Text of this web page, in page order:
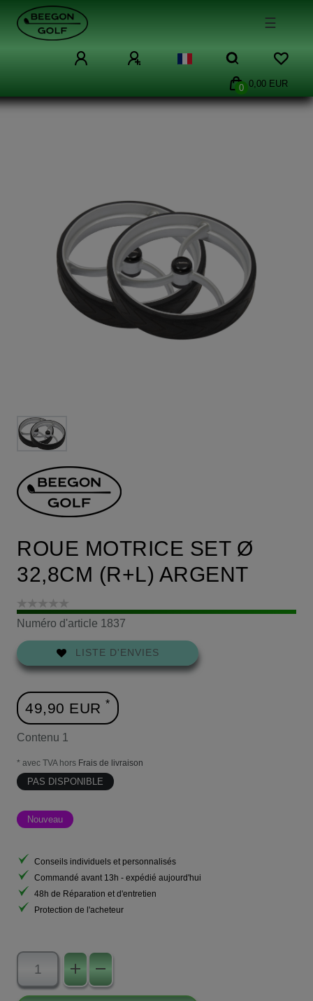
☰
0 0,00 EUR
ROUE MOTRICE SET Ø
32,8CM (R+L) ARGENT
Numéro d'article 1837
LISTE D'ENVIES
49,90 EUR *
Contenu 1
* avec TVA hors Frais de livraison
PAS DISPONIBLE
Nouveau
Conseils individuels et personnalisés
Commandé avant 13h - expédié aujourd'hui
48h de Réparation et d'entretien
Protection de l'acheteur